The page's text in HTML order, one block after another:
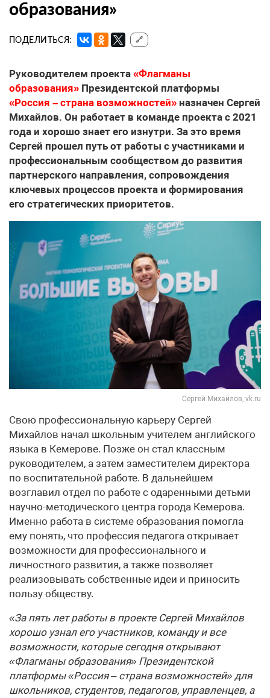
образования»
ПОДЕЛИТЬСЯ: 🔗
Руководителем проекта «Флагманы
образования» Президентской платформы
«Россия – страна возможностей» назначен Сергей
Михайлов. Он работает в команде проекта с 2021
года и хорошо знает его изнутри. За это время
Сергей прошел путь от работы с участниками и
профессиональным сообществом до развития
партнерского направления, сопровождения
ключевых процессов проекта и формирования
его стратегических приоритетов.
Сергей Михайлов, vk.ru
Свою профессиональную карьеру Сергей
Михайлов начал школьным учителем английского
языка в Кемерове. Позже он стал классным
руководителем, а затем заместителем директора
по воспитательной работе. В дальнейшем
возглавил отдел по работе с одаренными детьми
научно-методического центра города Кемерова.
Именно работа в системе образования помогла
ему понять, что профессия педагога открывает
возможности для профессионального и
личностного развития, а также позволяет
реализовывать собственные идеи и приносить
пользу обществу.
«За пять лет работы в проекте Сергей Михайлов
хорошо узнал его участников, команду и все
возможности, которые сегодня открывают
«Флагманы образования» Президентской
платформы «Россия – страна возможностей» для
школьников, студентов, педагогов, управленцев, а